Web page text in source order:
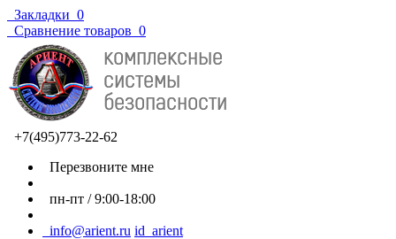
Закладки 0
Сравнение товаров 0
+7(495)773-22-62
Перезвоните мне
пн-пт / 9:00-18:00
info@arient.ru id_arient